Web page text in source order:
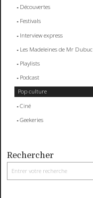
Découvertes
Festivals
Interview express
Les Madeleines de Mr Dubuc
Playlists
Podcast
Pop culture
Ciné
Geekeries
Rechercher